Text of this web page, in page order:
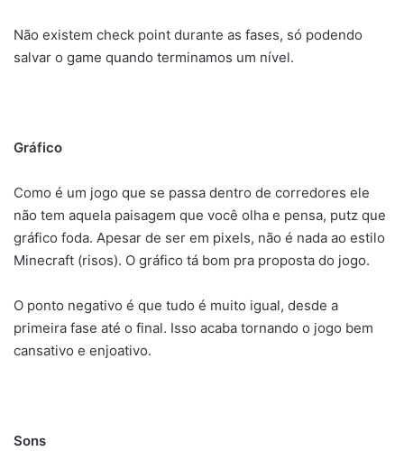
Não existem check point durante as fases, só podendo
salvar o game quando terminamos um nível.
Gráfico
Como é um jogo que se passa dentro de corredores ele
não tem aquela paisagem que você olha e pensa, putz que
gráfico foda. Apesar de ser em pixels, não é nada ao estilo
Minecraft (risos). O gráfico tá bom pra proposta do jogo.
O ponto negativo é que tudo é muito igual, desde a
primeira fase até o final. Isso acaba tornando o jogo bem
cansativo e enjoativo.
Sons